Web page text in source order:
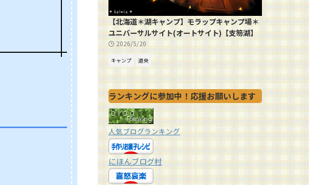
【北海道＊湖キャンプ】モラップキャンプ場＊
ユニバーサルサイト(オートサイト)【支笏湖】
2026/5/20
キャンプ 道央
ランキングに参加中！応援お願いします
人気ブログランキング
にほんブログ村